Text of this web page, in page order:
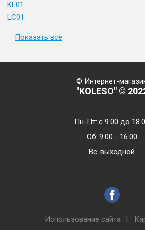
KL01
LC01
Показать все
© Интернет-
"KOLESO" ©
Пн-Пт:с 9.00 до
Сб: 9.00 - 16.00
Bc: выходной
Использование сайта |